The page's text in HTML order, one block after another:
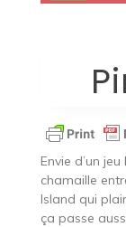
Envie d’un
chamaille
Island qui
ça passe